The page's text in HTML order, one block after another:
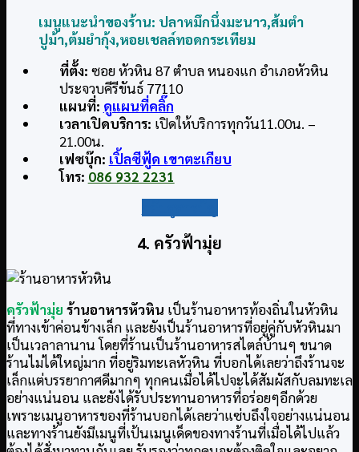
เมนูแนะนำของร้าน: ปลาหมึกนึ่งมะนาว,ส้มตำ
ปูม้า,ต้มยำกุ้ง,หอยเชลล์ทอดกระเทียม
ที่ตั้ง: ซอย หัวหิน 87 ตำบล หนองแก อำเภอหัวหิน
ประจวบคีรีขันธ์ 77110
แผนที่: ดูแผนที่คลิ๊ก
เวลาเปิดบริการ: เปิดให้บริการทุกวัน11.00น. –
21.00น.
เฟซบุ๊ก: เปิ้ลซีฟู้ด เขาตะเกียบ
โทร: 086 932 2231
4. ครัวฟ้ามุ่ย
ครัวฟ้ามุ่ย ร้านอาหารหัวหิน เป็นร้านอาหารท้องถิ่นในหัวหิน
ที่ทางเข้าค่อนข้างเล็ก และยังเป็นร้านอาหารที่อยู่คู่กับหัวหินมา
เป็นเวลาลานาน โดยที่ร้านเป็นร้านอาหารสไตล์บ้านๆ ขนาด
ร้านไม่ได้ใหญ่มาก ที่อยู่ริมทะเลหัวหิน ที่บอกได้เลยว่าถึงร้านจะ
เล็กแต่บรรยากาศดีมากๆ ทุกคนเมื่อได้ไปจะได้สัมผัสกับลมทะเล
อย่างแน่นอน และยังได้รับประทานอาหารที่อร่อยๆอีกด้วย
เพราะเมนูอาหารของที่ร้านบอกได้เลยว่าแซ่บถึงใจอย่างแน่นอน
และทางร้านยังมีเมนูที่เป้นเมนูเด็ดของทางร้านที่เมื่อได้ไปแล้ว